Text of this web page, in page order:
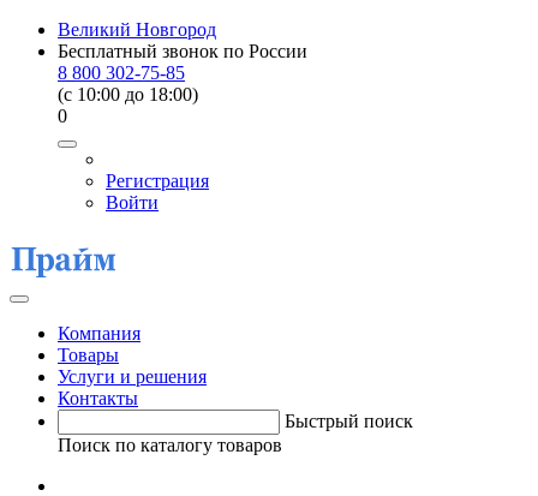
Великий Новгород
Бесплатный звонок по России
8 800 302-75-85
(c 10:00 до 18:00)
0
Регистрация
Войти
Компания
Товары
Услуги и решения
Контакты
Быстрый поиск
Поиск по каталогу товаров